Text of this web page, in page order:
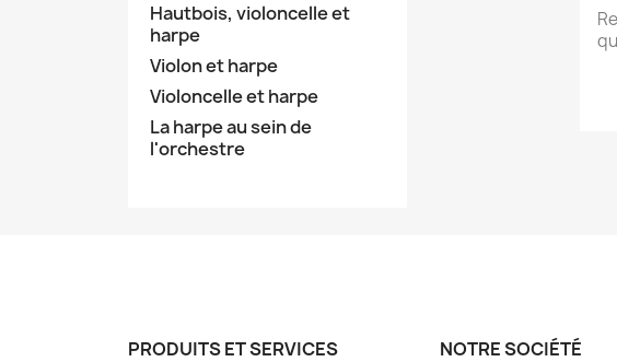
Hautbois, violoncelle et
harpe
Violon et harpe
Violoncelle et harpe
La harpe au sein de
l'orchestre
PRODUITS ET SERVICES NOTRE SOCIÉTÉ